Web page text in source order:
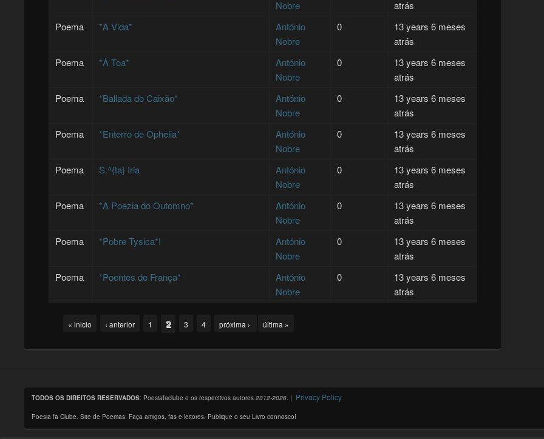
Nobre
atrás
Poema
*A Vida*
António
Nobre
0
13 years 6 meses
atrás
Poema
*Á Toa*
António
Nobre
0
13 years 6 meses
atrás
Poema
*Ballada do Caixão*
António
Nobre
0
13 years 6 meses
atrás
Poema
*Enterro de Ophelia*
António
Nobre
0
13 years 6 meses
atrás
Poema
S.^{ta} Iria
António
Nobre
0
13 years 6 meses
atrás
Poema
*A Poezia do Outomno*
António
Nobre
0
13 years 6 meses
atrás
Poema
*Pobre Tysica*!
António
Nobre
0
13 years 6 meses
atrás
Poema
*Poentes de França*
António
Nobre
0
13 years 6 meses
atrás
Pages« inicio ‹ anterior 1 2 3 4 próxima › última »
TODOS OS DIREITOS RESERVADOS: Poesiafaclube e os respectivos autores2012-2026 . | Privacy Policy
Poesia fã Clube. Site de Poemas. Faça amigos, fãs e leitores. Publique o seu Livro connosco!